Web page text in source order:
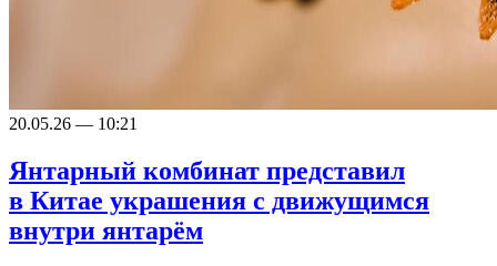
20.05.26 — 10:21
Янтарный комбинат представил
в Китае украшения с движущимся
внутри янтарём